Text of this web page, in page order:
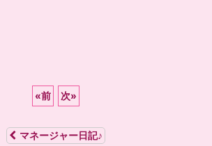
«前 次»
マネージャー日記♪